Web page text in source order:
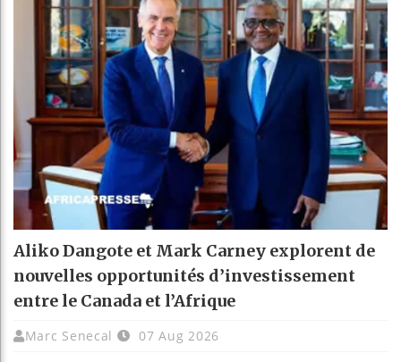
Aliko Dangote et Mark Carney explorent de
nouvelles opportunités d’investissement
entre le Canada et l’Afrique
Marc Senecal 07 Aug 2026